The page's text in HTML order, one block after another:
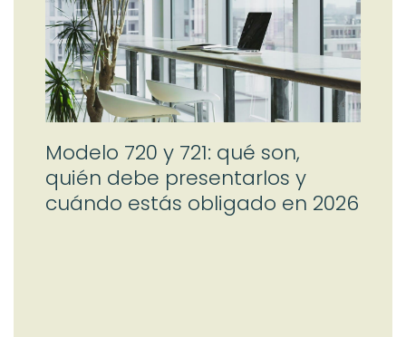
Modelo 720 y 721: qué son,
quién debe presentarlos y
cuándo estás obligado en 2026